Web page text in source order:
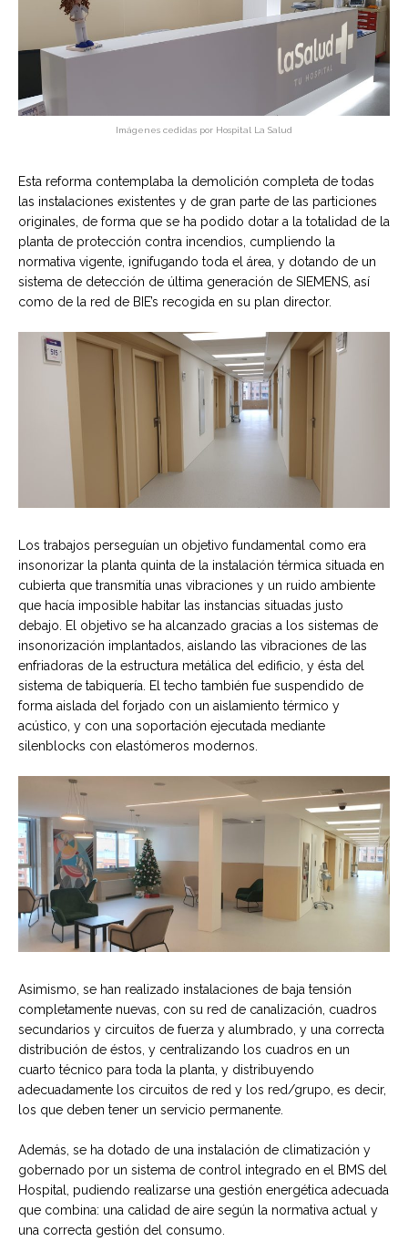
Imágenes cedidas por Hospital La Salud
Esta reforma contemplaba la demolición completa de todas
las instalaciones existentes y de gran parte de las particiones
originales, de forma que se ha podido dotar a la totalidad de la
planta de protección contra incendios, cumpliendo la
normativa vigente, ignifugando toda el área, y dotando de un
sistema de detección de última generación de SIEMENS, así
como de la red de BIE’s recogida en su plan director.
Los trabajos perseguían un objetivo fundamental como era
insonorizar la planta quinta de la instalación térmica situada en
cubierta que transmitía unas vibraciones y un ruido ambiente
que hacía imposible habitar las instancias situadas justo
debajo. El objetivo se ha alcanzado gracias a los sistemas de
insonorización implantados, aislando las vibraciones de las
enfriadoras de la estructura metálica del edificio, y ésta del
sistema de tabiquería. El techo también fue suspendido de
forma aislada del forjado con un aislamiento térmico y
acústico, y con una soportación ejecutada mediante
silenblocks con elastómeros modernos.
Asimismo, se han realizado instalaciones de baja tensión
completamente nuevas, con su red de canalización, cuadros
secundarios y circuitos de fuerza y alumbrado, y una correcta
distribución de éstos, y centralizando los cuadros en un
cuarto técnico para toda la planta, y distribuyendo
adecuadamente los circuitos de red y los red/grupo, es decir,
los que deben tener un servicio permanente.
Además, se ha dotado de una instalación de climatización y
gobernado por un sistema de control integrado en el BMS del
Hospital, pudiendo realizarse una gestión energética adecuada
que combina: una calidad de aire según la normativa actual y
una correcta gestión del consumo.